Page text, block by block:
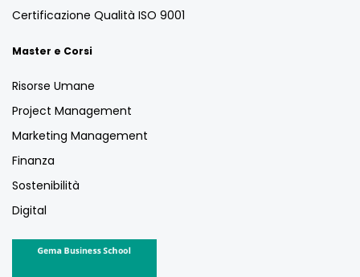
Certificazione Qualità ISO 9001
Master e Corsi
Risorse Umane
Project Management
Marketing Management
Finanza
Sostenibilità
Digital